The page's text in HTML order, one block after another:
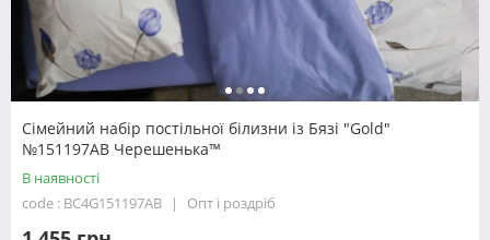
Сімейний набір постільної білизни із Бязі "Gold"
№151197АВ Черешенька™
В наявності
code : BC4G151197АВ
Опт і роздріб